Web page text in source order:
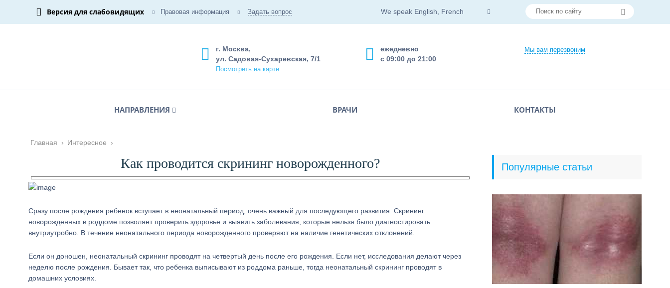
Версия для слабовидящих Правовая информация Задать вопрос We speak English, French
Мы вам перезвоним
ежедневно
с 09:00 до 21:00
г. Москва,
ул. Садовая-Сухаревская, 7/1
Посмотреть на карте
НАПРАВЛЕНИЯ ВРАЧИ КОНТАКТЫ
Главная › Интересное ›
Как проводится скрининг новорожденного?
Сразу после рождения ребенок вступает в неонатальный период, очень важный для последующего развития. Скрининг
новорожденных в роддоме позволяет проверить здоровье и выявить заболевания, которые нельзя было диагностировать
внутриутробно. В течение неонатального периода новорожденного проверяют на наличие генетических отклонений.
Если он доношен, неонатальный скрининг проводят на четвертый день после его рождения. Если нет, исследования делают через
неделю после рождения. Бывает так, что ребенка выписывают из роддома раньше, тогда неонатальный скрининг проводят в
домашних условиях.
Популярные статьи